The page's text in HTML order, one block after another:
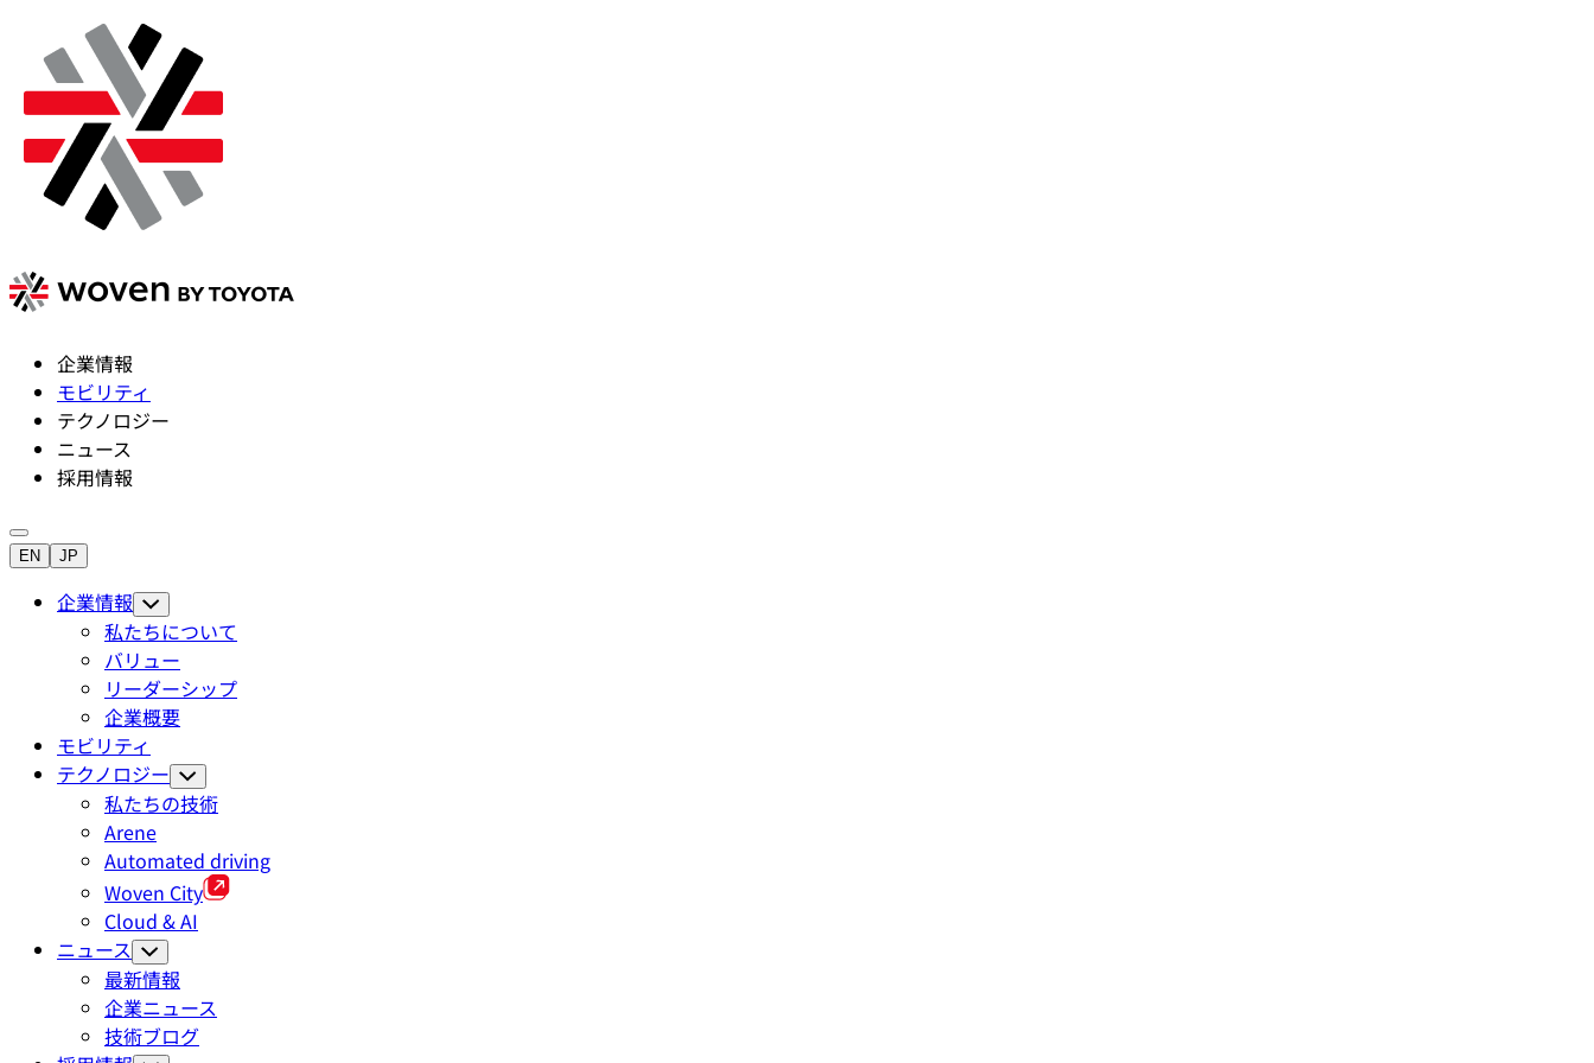
企業情報
モビリティ
テクノロジー
ニュース
採用情報
EN JP
企業情報
私たちについて
バリュー
リーダーシップ
企業概要
モビリティ
テクノロジー
私たちの技術
Arene
Automated driving
Woven City
Cloud & AI
ニュース
最新情報
企業ニュース
技術ブログ